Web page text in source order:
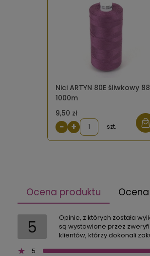
Nici ARTYN 80E śliwkowy
1000m
9,50 zł
− + szt.
Ocena produktu
5
Opinie, z których została
są wystawione przez
klientów, którzy dokonali
5